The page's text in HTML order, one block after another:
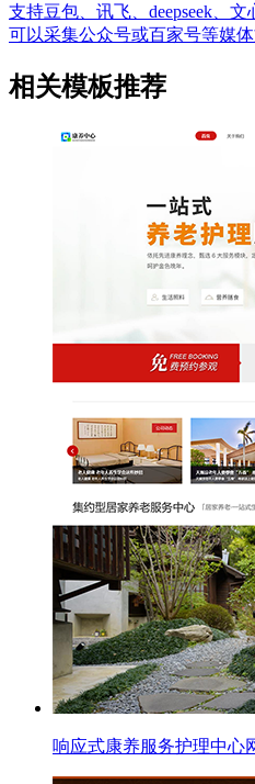
支持豆包、讯飞、deepseek、
可以采集公众号或百家号等媒
相关模板推荐
响应式康养服务护理中心